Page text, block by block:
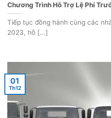
Chương Trình Hỗ Trợ Lệ Phí
Tiếp tục đồng hành cùng các
2023, hỗ [...]
01
Th12